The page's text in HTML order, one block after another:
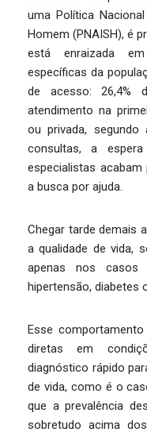
uma Política
Homem (PNAISH), é
está enraizada em
específicas da
de acesso: 26,4%
atendimento na
ou privada,
consultas, a
especialistas acabam
a busca por ajuda.
Chegar tarde demais
a qualidade de vida,
apenas nos casos
hipertensão, diabetes
Esse
diretas em
diagnóstico rápido
de vida, como é o
que a prevalência
sobretudo acima